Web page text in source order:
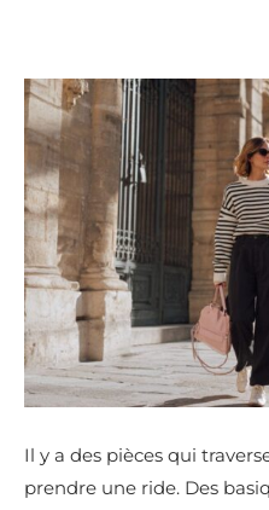
Il y a des pièces qui
prendre une ride. Des